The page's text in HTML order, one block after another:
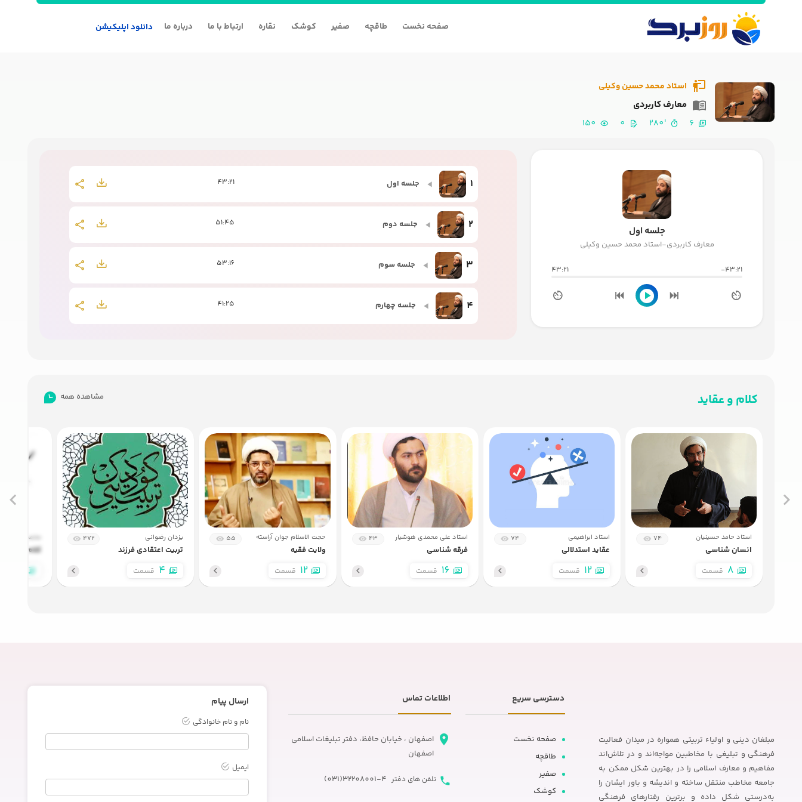
صفحه نخست طاقچه صفیر کوشک نقاره ارتباط با ما درباره ما دانلود اپلیکیشن
استاد محمد حسین وکیلی
معارف کاربردی
6
'280
0
150
جلسه اول
معارف کاربردی-استاد محمد حسین وکیلی
-43:21
43:21
1 جلسه اول 43:21
2 جلسه دوم 51:45
3 جلسه سوم 53:16
4 جلسه چهارم 41:25
کلام و عقاید مشاهده همه
استاد حامد حسینیان 74
انسان شناسی
8 قسمت
استاد ابراهیمی 74
عقاید استدلالی
12 قسمت
استاد علی محمدی هوشیار 43
فرقه شناسی
16 قسمت
حجت الاسلام جوان آراسته 55
ولایت فقیه
12 قسمت
یزدان رضوانی 472
تربیت اعتقادی فرزند
4 قسمت
محمد تقی
کلام اسلامی
مبلغان دینی و اولیاء تربیتی همواره در میدان فعالیت
فرهنگی و تبلیغی با مخاطبین مواجه‌اند و در تلاش‌اند
مفاهیم و معارف اسلامی را در بهترین شکل ممکن به
جامعه مخاطب منتقل ساخته و اندیشه و باور ایشان را
به‌درستی شکل داده و برترین رفتارهای فرهنگی
دسترسی سریع
صفحه نخست
طاقچه
صفیر
کوشک
اطلاعات تماس
اصفهان ، خیابان حافظ، دفتر تبلیغات اسلامی
اصفهان
تلفن های دفتر 32208001-4(031)
ارسال پیام
نام و نام خانوادگی
ایمیل